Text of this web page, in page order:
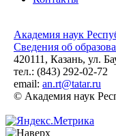
Академия наук
Сведения об
420111, Казань, ул.
тел.: (843) 292-02-72
email: an.rt@tatar.ru
© Академия наук